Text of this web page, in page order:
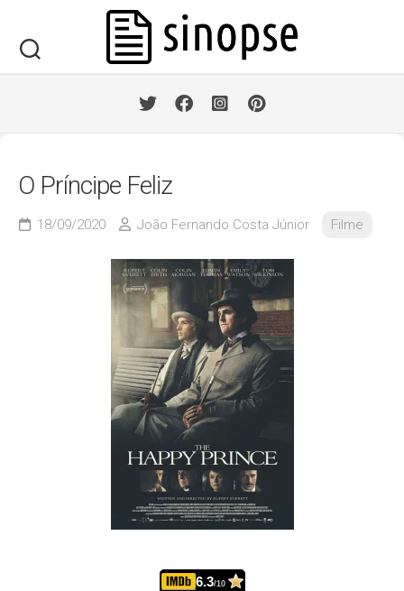
content
O Príncipe Feliz
18/09/2020 João Fernando Costa Júnior Filme
6.3/10